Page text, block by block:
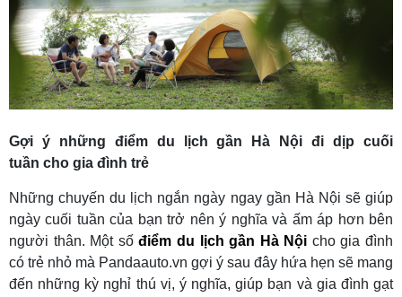
Gợi ý những điểm du lịch gần Hà Nội đi dịp cuối
tuần cho gia đình trẻ
Những chuyến du lịch ngắn ngày ngay gần Hà Nội sẽ giúp
ngày cuối tuần của bạn trở nên ý nghĩa và ấm áp hơn bên
người thân. Một sốđiểm du lịch gần Hà Nội cho gia đình
có trẻ nhỏ mà Pandaauto.vn gợi ý sau đây hứa hẹn sẽ mang
đến những kỳ nghỉ thú vị, ý nghĩa, giúp bạn và gia đình gạt